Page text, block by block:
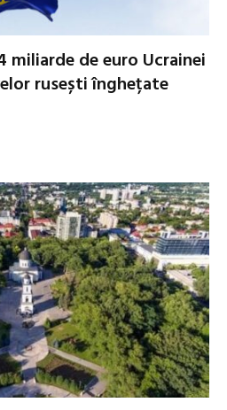
miliarde de euro Ucrainei
rusești înghețate